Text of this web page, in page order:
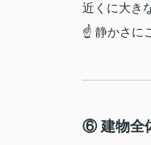
近くに大き
☝ 静かさに
⑥ 建物全